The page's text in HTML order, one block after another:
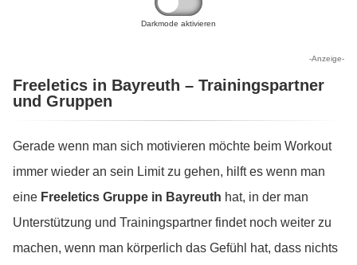
Darkmode aktivieren
-Anzeige-
Freeletics in Bayreuth – Trainingspartner
und Gruppen
Gerade wenn man sich motivieren möchte beim Workout
immer wieder an sein Limit zu gehen, hilft es wenn man
eine Freeletics Gruppe in Bayreuth hat, in der man
Unterstützung und Trainingspartner findet noch weiter zu
machen, wenn man körperlich das Gefühl hat, dass nichts